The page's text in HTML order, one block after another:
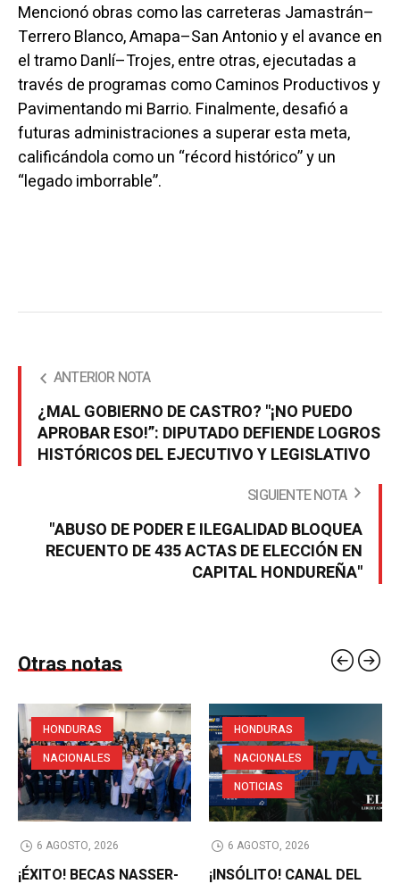
Mencionó obras como las carreteras Jamastrán–
Terrero Blanco, Amapa–San Antonio y el avance en
el tramo Danlí–Trojes, entre otras, ejecutadas a
través de programas como Caminos Productivos y
Pavimentando mi Barrio. Finalmente, desafió a
futuras administraciones a superar esta meta,
calificándola como un “récord histórico” y un
“legado imborrable”.
ANTERIOR NOTA
¿MAL GOBIERNO DE CASTRO? "¡NO PUEDO
APROBAR ESO!”: DIPUTADO DEFIENDE LOGROS
HISTÓRICOS DEL EJECUTIVO Y LEGISLATIVO
SIGUIENTE NOTA
"ABUSO DE PODER E ILEGALIDAD BLOQUEA
RECUENTO DE 435 ACTAS DE ELECCIÓN EN
CAPITAL HONDUREÑA"
Otras notas
HONDURAS
NACIONALES
6 AGOSTO, 2026
¡ÉXITO! BECAS NASSER-
HONDURAS
NACIONALES
NOTICIAS
6 AGOSTO, 2026
¡INSÓLITO! CANAL DEL